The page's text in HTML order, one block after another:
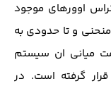
اوورهای موجود
و تا حدودی به
میانی ان سیستم
گرفته است. در